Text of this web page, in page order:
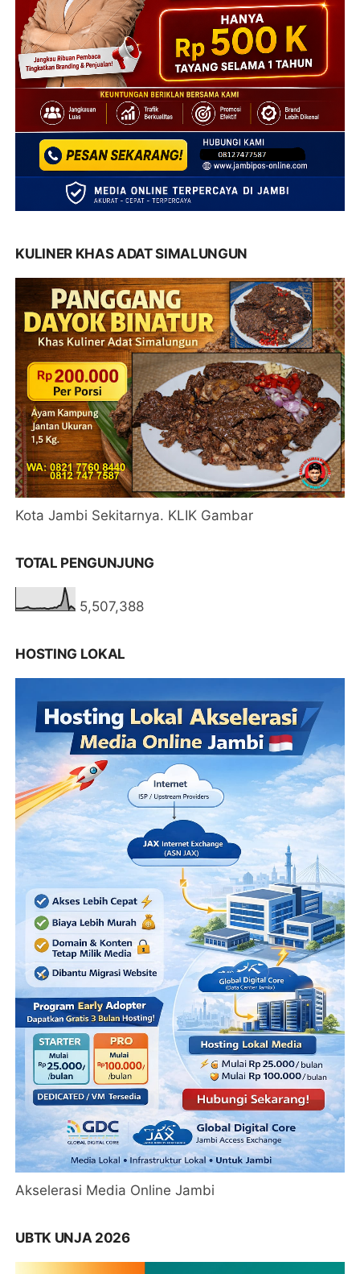
KULINER KHAS ADAT SIMALUNGUN
Kota Jambi Sekitarnya. KLIK Gambar
TOTAL PENGUNJUNG
5,507,388
HOSTING LOKAL
Akselerasi Media Online Jambi
UBTK UNJA 2026